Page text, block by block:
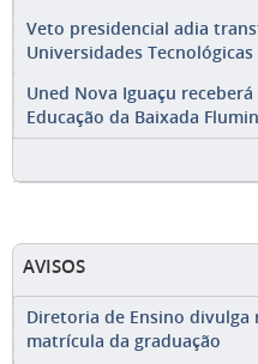
Veto presidencial adia
Universidades Tecnológicas
Uned Nova Iguaçu
Educação da Baixada
AVISOS
Diretoria de Ensino divulga
matrícula da graduação